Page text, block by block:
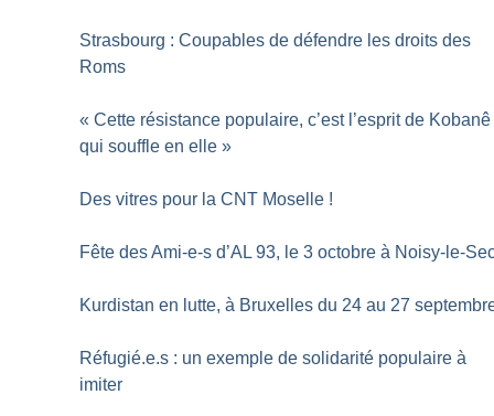
Strasbourg : Coupables de défendre les droits des
Roms
« Cette résistance populaire, c’est l’esprit de Kobanê
qui souffle en elle »
Des vitres pour la CNT Moselle !
Fête des Ami-e-s d’AL 93, le 3 octobre à Noisy-le-
Kurdistan en lutte, à Bruxelles du 24 au 27
Réfugié.e.s : un exemple de solidarité populaire à
imiter